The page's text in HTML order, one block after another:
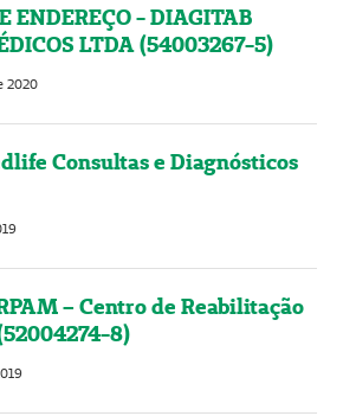
ENDEREÇO - DIAGITAB
LTDA (54003267-5)
2020
Consultas e Diagnósticos
– Centro de Reabilitação
8)